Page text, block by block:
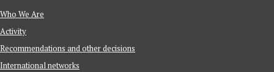
Who We Are
Activity
Recommendations and other decisions
International networks